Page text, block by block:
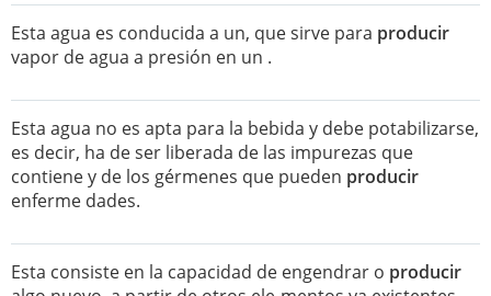
Esta agua es conducida a un, que sirve para producir
vapor de agua a presión en un .
Esta agua no es apta para la bebida y debe potabilizarse,
es decir, ha de ser liberada de las impurezas que
contiene y de los gérmenes que pueden producir
enferme dades.
Esta consiste en la capacidad de engendrar o producir